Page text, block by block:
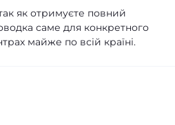
як отримуєте повний
саме для конкретного
майже по всій країні.